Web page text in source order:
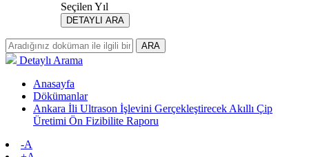
Seçilen Yıl
DETAYLI ARA
ARA
Detaylı Arama
Anasayfa
Dökümanlar
Ankara İli Ultrason İşlevini Gerçekleştirecek Akıllı Çip
Üretimi Ön Fizibilite Raporu
-A